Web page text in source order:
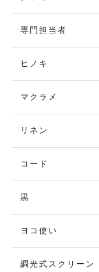
専門担当者
ヒノキ
マクラメ
リネン
コード
黒
ヨコ使い
調光式スクリーン